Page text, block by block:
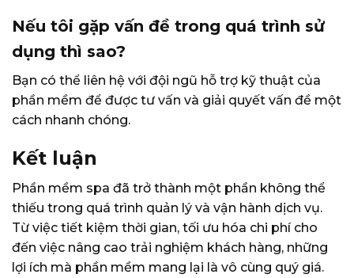
Nếu tôi gặp vấn đề trong quá trình sử
dụng thì sao?
Bạn có thể liên hệ với đội ngũ hỗ trợ kỹ thuật của
phần mềm để được tư vấn và giải quyết vấn đề một
cách nhanh chóng.
Kết luận
Phần mềm spa đã trở thành một phần không thể
thiếu trong quá trình quản lý và vận hành dịch vụ.
Từ việc tiết kiệm thời gian, tối ưu hóa chi phí cho
đến việc nâng cao trải nghiệm khách hàng, những
lợi ích mà phần mềm mang lại là vô cùng quý giá.